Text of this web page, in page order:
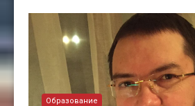
Образование